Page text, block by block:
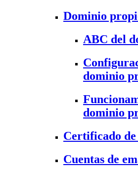
Dominio
ABC del
dominio
dominio
Certificado
Cuentas de